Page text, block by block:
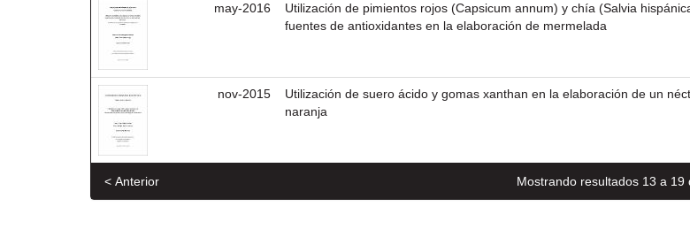
may-2016
Utilización de pimientos rojos (Capsicum annum) y chía (Salvia
fuentes de antioxidantes en la elaboración de mermelada
nov-2015
Utilización de suero ácido y gomas xanthan en la elaboración de un
naranja
Mostrando resultados 13 a 19
< Anterior